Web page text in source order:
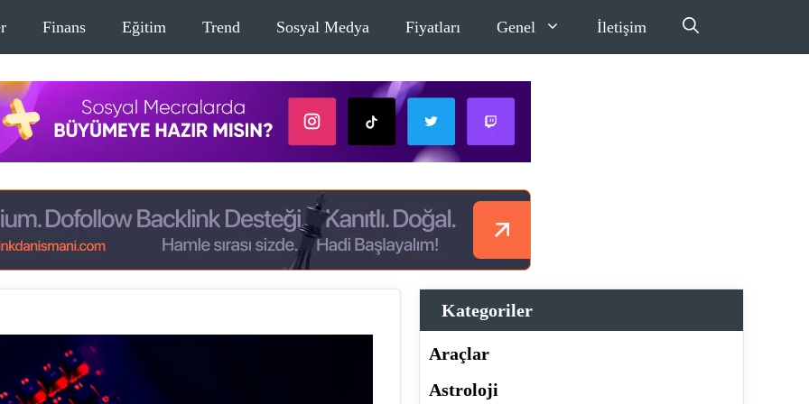
Finans Eğitim Trend Sosyal Medya Fiyatları Genel İletişim
Kategoriler
Araçlar
Astroloji